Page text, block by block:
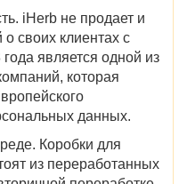
iHerb не продает и
своих клиентах с
является одной из
которая
данных.
Коробки для
из переработанных